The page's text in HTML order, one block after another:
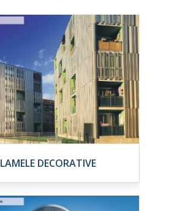
LAMELE DECORATIVE